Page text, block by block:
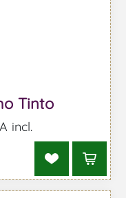
Tinto
incl.